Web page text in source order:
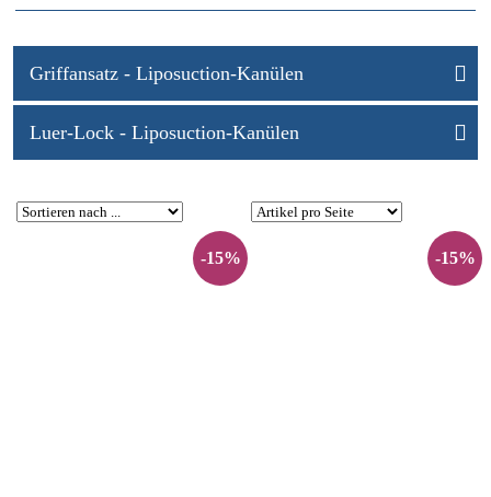
Griffansatz - Liposuction-Kanülen
Luer-Lock - Liposuction-Kanülen
-15% -15%